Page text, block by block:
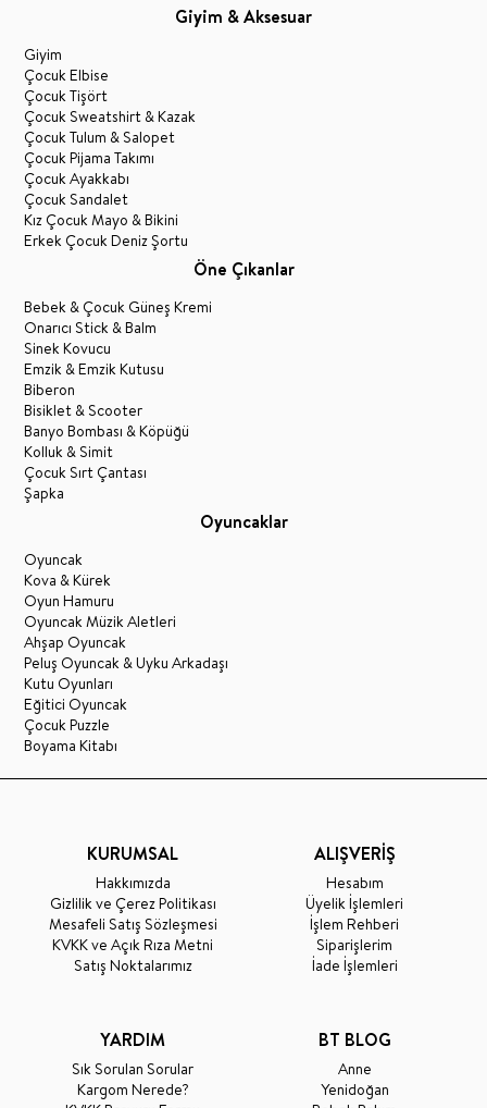
Giyim & Aksesuar
Giyim
Çocuk Elbise
Çocuk Tişört
Çocuk Sweatshirt & Kazak
Çocuk Tulum & Salopet
Çocuk Pijama Takımı
Çocuk Ayakkabı
Çocuk Sandalet
Kız Çocuk Mayo & Bikini
Erkek Çocuk Deniz Şortu
Öne Çıkanlar
Bebek & Çocuk Güneş Kremi
Onarıcı Stick & Balm
Sinek Kovucu
Emzik & Emzik Kutusu
Biberon
Bisiklet & Scooter
Banyo Bombası & Köpüğü
Kolluk & Simit
Çocuk Sırt Çantası
Şapka
Oyuncaklar
Oyuncak
Kova & Kürek
Oyun Hamuru
Oyuncak Müzik Aletleri
Ahşap Oyuncak
Peluş Oyuncak & Uyku Arkadaşı
Kutu Oyunları
Eğitici Oyuncak
Çocuk Puzzle
Boyama Kitabı
KURUMSAL
Hakkımızda
Gizlilik ve Çerez Politikası
Mesafeli Satış Sözleşmesi
KVKK ve Açık Rıza Metni
Satış Noktalarımız
ALIŞVERİŞ
Hesabım
Üyelik İşlemleri
İşlem Rehberi
Siparişlerim
İade İşlemleri
YARDIM
Sık Sorulan Sorular
Kargom Nerede?
BT BLOG
Anne
Yenidoğan